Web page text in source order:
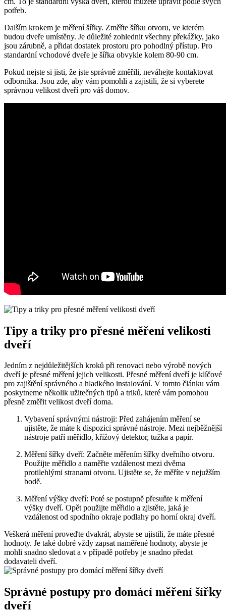
potřeb.
Dalším krokem je měření šířky. Změřte šířku otvoru, ve kterém
budou dveře umístěny. Je důležité zohlednit všechny překážky, jako
jsou zárubně, a přidat dostatek prostoru pro pohodlný přístup. Pro
standardní vchodové dveře je šířka obvykle kolem 80-90 cm.
Pokud nejste si jisti, že jste správně změřili, neváhejte kontaktovat
odborníka. Jsou zde, aby vám pomohli a zajistili, že si vyberete
správnou velikost dveří pro váš domov.
Tipy a triky pro přesné měření velikosti
dveří
Jedním z nejdůležitějších kroků při renovaci nebo výrobě nových
dveří je přesné měření jejich velikosti. Přesné měření dveří je klíčové
pro zajištění správného a hladkého instalování. V tomto článku vám
poskytneme několik užitečných tipů a triků, které vám pomohou
přesně změřit velikost dveří doma.
Vybavení správnými nástroji: Před zahájením měření se
ujistěte, že máte k dispozici správné nástroje. Mezi nejběžnější
nástroje patří měřidlo, křížový detektor, tužka a papír.
Měření šířky dveří: Začněte měřením šířky dveřního otvoru.
Použijte měřidlo a naměřte vzdálenost mezi dvěma
protilehlými stranami otvoru. Ujistěte se, že měříte v nejužším
bodě.
Měření výšky dveří: Poté se postupně přesuňte k měření
výšky dveří. Opět použijte měřidlo a zjistěte, jaká je
vzdálenost od spodního okraje podlahy po horní okraj dveří.
Veškerá měření proveďte dvakrát, abyste se ujistili, že máte přesné
hodnoty. Je také dobré vždy zapsat naměřené hodnoty, abyste je
mohli snadno sledovat a v případě potřeby je snadno předat
dodavateli dveří.
Správné postupy pro domácí měření šířky
dveří